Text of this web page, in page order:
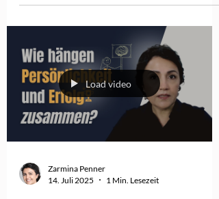
aus. Tolle Rede!“ Sie hatte Tränen in den Augen.
Fragt: „Wirklich?“ Solche Momente berühren
mich sehr. Das war kein Einzelfall. Auch ich
kenne solche Situationen. Denn viele Frauen
leisten Großes und zweifeln trotzdem. Sie
bleiben still, nicht, weil sie nichts zu sagen
hätten, sondern weil sie wiss
Load video